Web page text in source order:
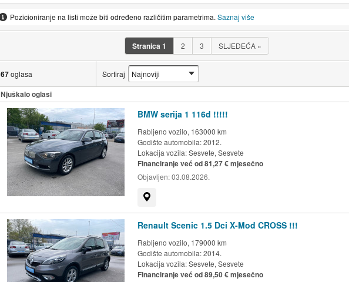
Pozicioniranje na listi može biti određeno različitim parametrima. Saznaj više
Stranica1 2 3 SLJEDEĆA »
67oglasa Sortiraj
Njuškalo oglasi
BMW serija 1 116d !!!!!
Rabljeno vozilo, 163000 km
Godište automobila: 2012.
Lokacija vozila:Sesvete, Sesvete
Financiranje već od 81,27 € mjesečno
Objavljen:03.08.2026.
Renault Scenic 1.5 Dci X-Mod CROSS !!!
Rabljeno vozilo, 179000 km
Godište automobila: 2014.
Lokacija vozila:Sesvete, Sesvete
Financiranje već od 89,50 € mjesečno